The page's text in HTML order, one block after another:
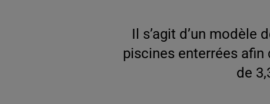
Il s’agit d’un modèle
piscines enterrées
de